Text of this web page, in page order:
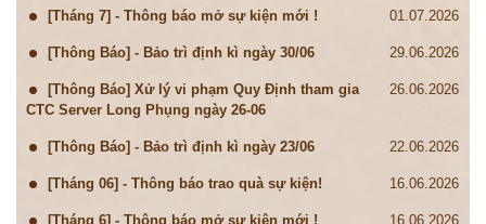
[Tháng 7] - Thông báo mở sự kiện mới ! 01.07.2026
[Thông Báo] - Bảo trì định kì ngày 30/06 29.06.2026
[Thông Báo] Xử lý vi phạm Quy Định tham gia
CTC Server Long Phụng ngày 26-06
26.06.2026
[Thông Báo] - Bảo trì định kì ngày 23/06 22.06.2026
[Tháng 06] - Thông báo trao quà sự kiện! 16.06.2026
[Tháng 6] - Thông báo mở sự kiện mới ! 16.06.2026